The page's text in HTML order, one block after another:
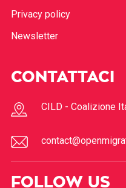
Privacy policy
Newsletter
CONTATTACI
CILD - Coalizione
FOLLOW US